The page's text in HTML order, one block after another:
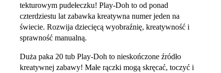
tekturowym pudełeczku! Play-Doh to od ponad
czterdziestu lat zabawka kreatywna numer jeden na
świecie. Rozwija dziecięcą wyobraźnię, kreatywność i
sprawność manualną.
Duża paka 20 tub Play-Doh to nieskończone źródło
kreatywnej zabawy! Małe rączki mogą skręcać, toczyć i